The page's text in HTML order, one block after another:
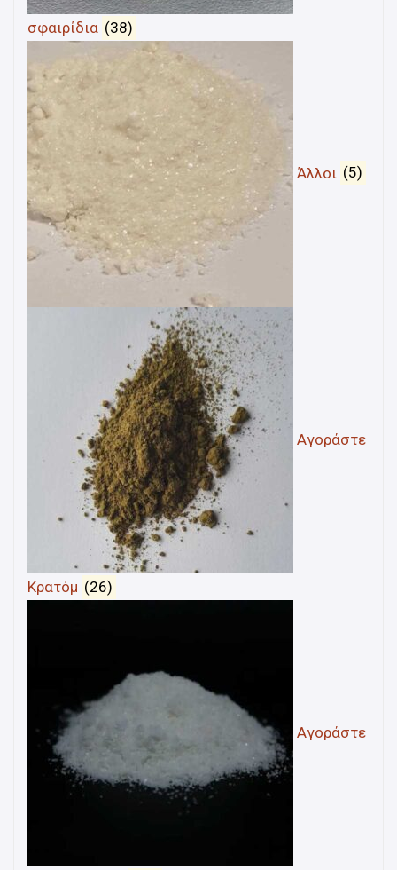
σφαιρίδια (38)
Άλλοι (5)
Αγοράστε
Κρατόμ (26)
Αγοράστε